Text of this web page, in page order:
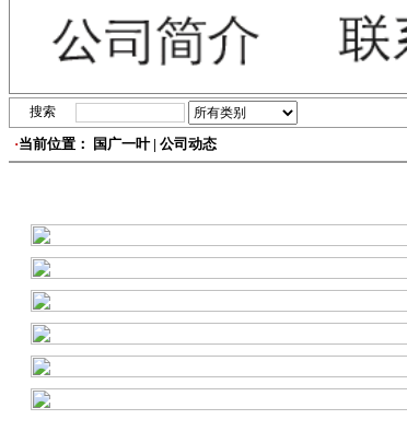
搜索
·当前位置： 国广一叶 | 公司动态